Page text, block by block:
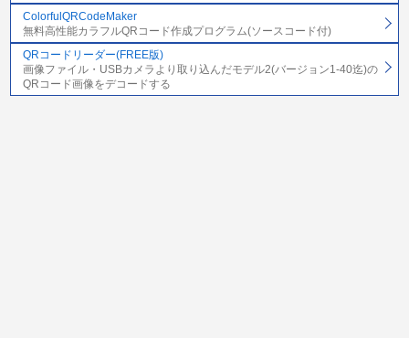
ColorfulQRCodeMaker
無料高性能カラフルQRコード作成プログラム(ソースコード付)
QRコードリーダー(FREE版)
画像ファイル・USBカメラより取り込んだモデル2(バージョン1-40迄)の
QRコード画像をデコードする